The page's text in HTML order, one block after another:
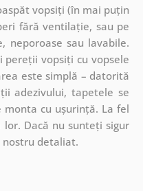
vopsiți (în mai puțin
fără ventilație, sau pe
neporoase sau lavabile.
pereții vopsiți cu vopsele
este simplă – datorită
adezivului, tapetele se
cu ușurință. La fel
Dacă nu sunteți sigur
nostru detaliat.